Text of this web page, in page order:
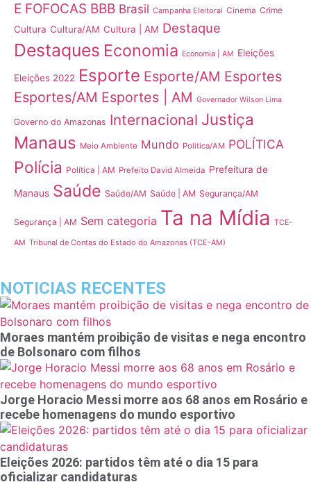
E FOFOCAS BBB Brasil Campanha Eleitoral Cinema Crime
Cultura Cultura/AM Cultura | AM Destaque
Destaques Economia Economia | AM Eleições
Eleições 2022 Esporte Esporte/AM Esportes
Esportes/AM Esportes | AM Governador Wilson Lima
Governo do Amazonas Internacional Justiça
Manaus Meio Ambiente Mundo Politica/AM POLÍTICA
Polícia Política | AM Prefeito David Almeida Prefeitura de
Manaus Saúde Saúde/AM Saúde | AM Segurança/AM
Segurança | AM Sem categoria Ta na Mídia TCE-
AM Tribunal de Contas do Estado do Amazonas (TCE-AM)
NOTICIAS RECENTES
Moraes mantém proibição de visitas e nega encontro
de Bolsonaro com filhos
Jorge Horacio Messi morre aos 68 anos em Rosário e
recebe homenagens do mundo esportivo
Eleições 2026: partidos têm até o dia 15 para
oficializar candidaturas